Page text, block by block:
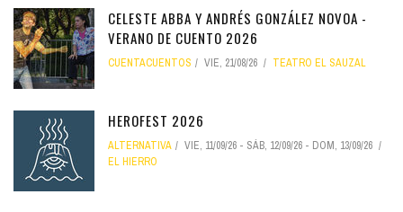
CELESTE ABBA Y ANDRÉS GONZÁLEZ NOVOA -
VERANO DE CUENTO 2026
CUENTACUENTOS VIE, 21/08/26 TEATRO EL SAUZAL
HEROFEST 2026
ALTERNATIVA VIE, 11/09/26 - SÁB, 12/09/26 - DOM, 13/09/26
EL HIERRO